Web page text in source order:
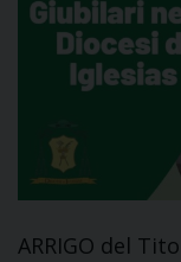
ARRIGO del